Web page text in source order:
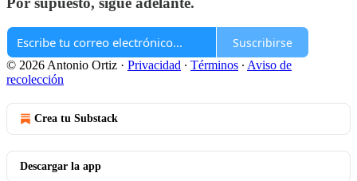
Suscribirse
© 2026 Antonio Ortiz · Privacidad ∙ Términos ∙ Aviso de
recolección
Crea tu Substack
Descargar la app